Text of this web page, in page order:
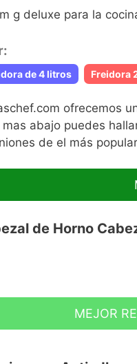
g deluxe para la
de 4 litros Freidora
ofrecemos
abajo puedes
de el más
de Horno
para cocinas
MEJOR